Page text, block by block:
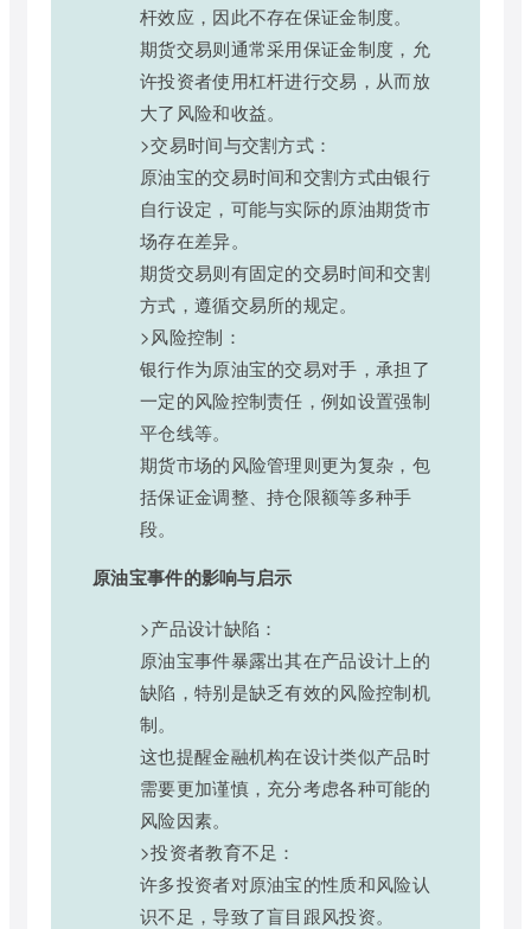
杆效应，因此不存在保证金制度。
期货交易则通常采用保证金制度，允
许投资者使用杠杆进行交易，从而放
大了风险和收益。
>交易时间与交割方式：
原油宝的交易时间和交割方式由银行
自行设定，可能与实际的原油期货市
场存在差异。
期货交易则有固定的交易时间和交割
方式，遵循交易所的规定。
>风险控制：
银行作为原油宝的交易对手，承担了
一定的风险控制责任，例如设置强制
平仓线等。
期货市场的风险管理则更为复杂，包
括保证金调整、持仓限额等多种手
段。
原油宝事件的影响与启示
>产品设计缺陷：
原油宝事件暴露出其在产品设计上的
缺陷，特别是缺乏有效的风险控制机
制。
这也提醒金融机构在设计类似产品时
需要更加谨慎，充分考虑各种可能的
风险因素。
>投资者教育不足：
许多投资者对原油宝的性质和风险认
识不足，导致了盲目跟风投资。